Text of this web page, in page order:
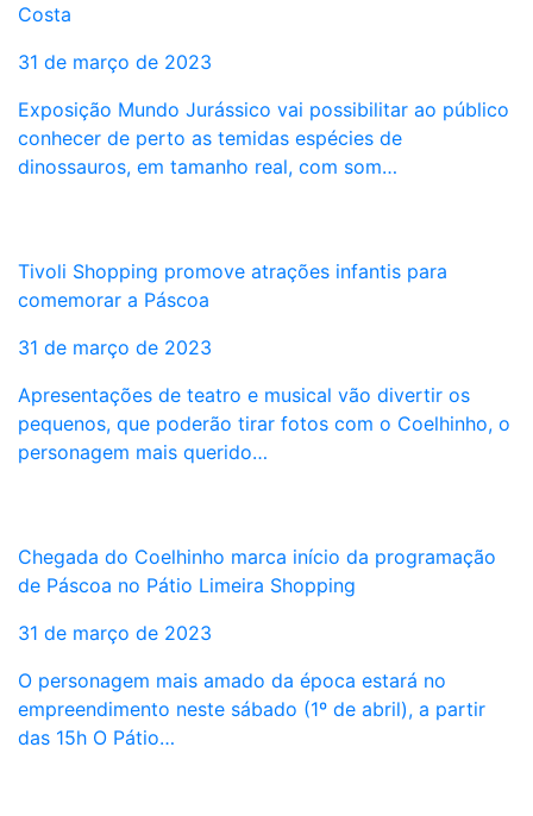
Costa
31 de março de 2023
Exposição Mundo Jurássico vai possibilitar ao público
conhecer de perto as temidas espécies de
dinossauros, em tamanho real, com som…
Tivoli Shopping promove atrações infantis para
comemorar a Páscoa
31 de março de 2023
Apresentações de teatro e musical vão divertir os
pequenos, que poderão tirar fotos com o Coelhinho, o
personagem mais querido…
Chegada do Coelhinho marca início da programação
de Páscoa no Pátio Limeira Shopping
31 de março de 2023
O personagem mais amado da época estará no
empreendimento neste sábado (1º de abril), a partir
das 15h O Pátio…